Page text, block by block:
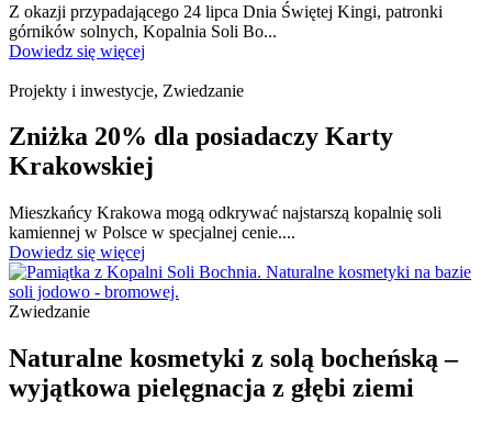
Z okazji przypadającego 24 lipca Dnia Świętej Kingi, patronki
górników solnych, Kopalnia Soli Bo...
Dowiedz się więcej
Projekty i inwestycje, Zwiedzanie
Zniżka 20% dla posiadaczy Karty
Krakowskiej
Mieszkańcy Krakowa mogą odkrywać najstarszą kopalnię soli
kamiennej w Polsce w specjalnej cenie....
Dowiedz się więcej
Zwiedzanie
Naturalne kosmetyki z solą bocheńską –
wyjątkowa pielęgnacja z głębi ziemi